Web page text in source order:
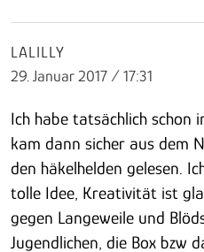
LALILLY
29. Januar 2017 / 17:31
Ich habe tatsächlich schon
kam dann sicher aus dem
den häkelhelden gelesen.
tolle Idee, Kreativität ist
gegen Langeweile und
Jugendlichen, die Box bzw